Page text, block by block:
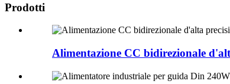
Prodotti
Alimentazione CC bidirezionale